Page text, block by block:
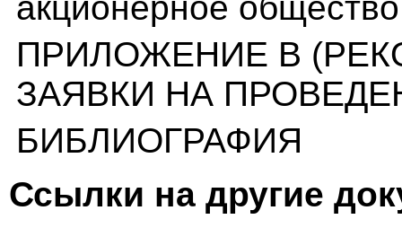
акционерное
ПРИЛОЖЕНИЕ В
ЗАЯВКИ НА
БИБЛИОГРАФИЯ
Ссылки на другие